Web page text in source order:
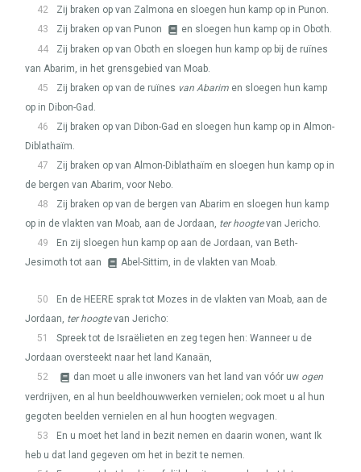
42
Zij braken op van Zalmona en sloegen hun kamp op in Punon.
43
Zij braken op van Punon
en sloegen hun kamp op in Oboth.
44
Zij braken op van Oboth en sloegen hun kamp op bij de ruïnes
van Abarim, in het grensgebied van Moab.
45
Zij braken op van de ruïnes van Abarim en sloegen hun kamp
op in Dibon-Gad.
46
Zij braken op van Dibon-Gad en sloegen hun kamp op in Almon-
Diblathaïm.
47
Zij braken op van Almon-Diblathaïm en sloegen hun kamp op in
de bergen van Abarim, voor Nebo.
48
Zij braken op van de bergen van Abarim en sloegen hun kamp
op in de vlakten van Moab, aan de Jordaan, ter hoogtevan Jericho.
49
En zij sloegen hun kamp op aan de Jordaan, van Beth-
Jesimoth tot aan
Abel-Sittim, in de vlakten van Moab.
50 En de HEERE sprak tot Mozes in de vlakten van Moab, aan de
Jordaan, ter hoogtevan Jericho:
51
Spreek tot de Israëlieten en zeg tegen hen: Wanneer u de
Jordaan oversteekt naar het land Kanaän,
52
dan moet u alle inwoners van het land van vóór uw ogen
verdrijven, en al hun beeldhouwwerken vernielen; ook moet u al hun
gegoten beelden vernielen en al hun hoogten wegvagen.
53
En u moet het land in bezit nemen en daarin wonen, want Ik
heb u dat land gegeven om het in bezit te nemen.